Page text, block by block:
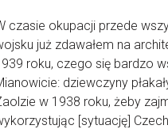
czasie okupacji przede
już zdawałem na
roku, czego się bardzo
dziewczyny
w 1938 roku, żeby
[sytuację]